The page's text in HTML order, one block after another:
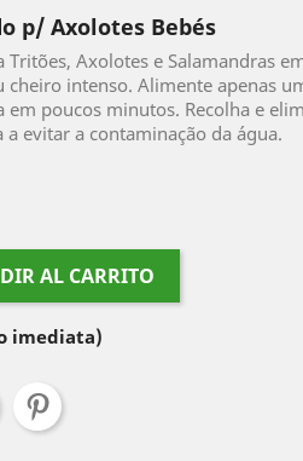
p/ Axolotes Bebés
Axolotes e Salamandras
cheiro intenso. Alimente apenas
em poucos minutos. Recolha e
evitar a contaminação da água.
AL CARRITO
imediata)